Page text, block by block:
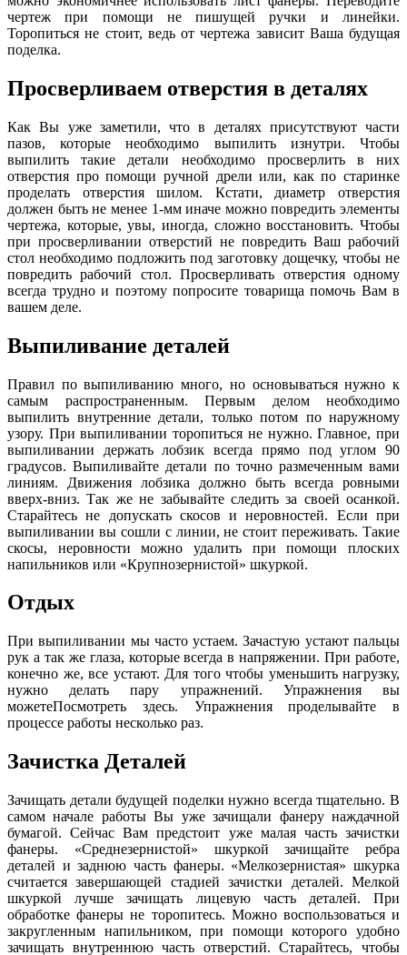
чертеж при помощи не пишущей ручки и линейки.
Торопиться не стоит, ведь от чертежа зависит Ваша будущая
поделка.
Просверливаем отверстия в деталях
Как Вы уже заметили, что в деталях присутствуют части
пазов, которые необходимо выпилить изнутри. Чтобы
выпилить такие детали необходимо просверлить в них
отверстия про помощи ручной дрели или, как по старинке
проделать отверстия шилом. Кстати, диаметр отверстия
должен быть не менее 1-мм иначе можно повредить элементы
чертежа, которые, увы, иногда, сложно восстановить. Чтобы
при просверливании отверстий не повредить Ваш рабочий
стол необходимо подложить под заготовку дощечку, чтобы не
повредить рабочий стол. Просверливать отверстия одному
всегда трудно и поэтому попросите товарища помочь Вам в
вашем деле.
Выпиливание деталей
Правил по выпиливанию много, но основываться нужно к
самым распространенным. Первым делом необходимо
выпилить внутренние детали, только потом по наружному
узору. При выпиливании торопиться не нужно. Главное, при
выпиливании держать лобзик всегда прямо под углом 90
градусов. Выпиливайте детали по точно размеченным вами
линиям. Движения лобзика должно быть всегда ровными
вверх-вниз. Так же не забывайте следить за своей осанкой.
Старайтесь не допускать скосов и неровностей. Если при
выпиливании вы сошли с линии, не стоит переживать. Такие
скосы, неровности можно удалить при помощи плоских
напильников или «Крупнозернистой» шкуркой.
Отдых
При выпиливании мы часто устаем. Зачастую устают пальцы
рук а так же глаза, которые всегда в напряжении. При работе,
конечно же, все устают. Для того чтобы уменьшить нагрузку,
нужно делать пару упражнений. Упражнения вы
можетеПосмотреть здесь. Упражнения проделывайте в
процессе работы несколько раз.
Зачистка Деталей
Зачищать детали будущей поделки нужно всегда тщательно. В
самом начале работы Вы уже зачищали фанеру наждачной
бумагой. Сейчас Вам предстоит уже малая часть зачистки
фанеры. «Среднезернистой» шкуркой зачищайте ребра
деталей и заднюю часть фанеры. «Мелкозернистая» шкурка
считается завершающей стадией зачистки деталей. Мелкой
шкуркой лучше зачищать лицевую часть деталей. При
обработке фанеры не торопитесь. Можно воспользоваться и
закругленным напильником, при помощи которого удобно
зачищать внутреннюю часть отверстий. Старайтесь, чтобы